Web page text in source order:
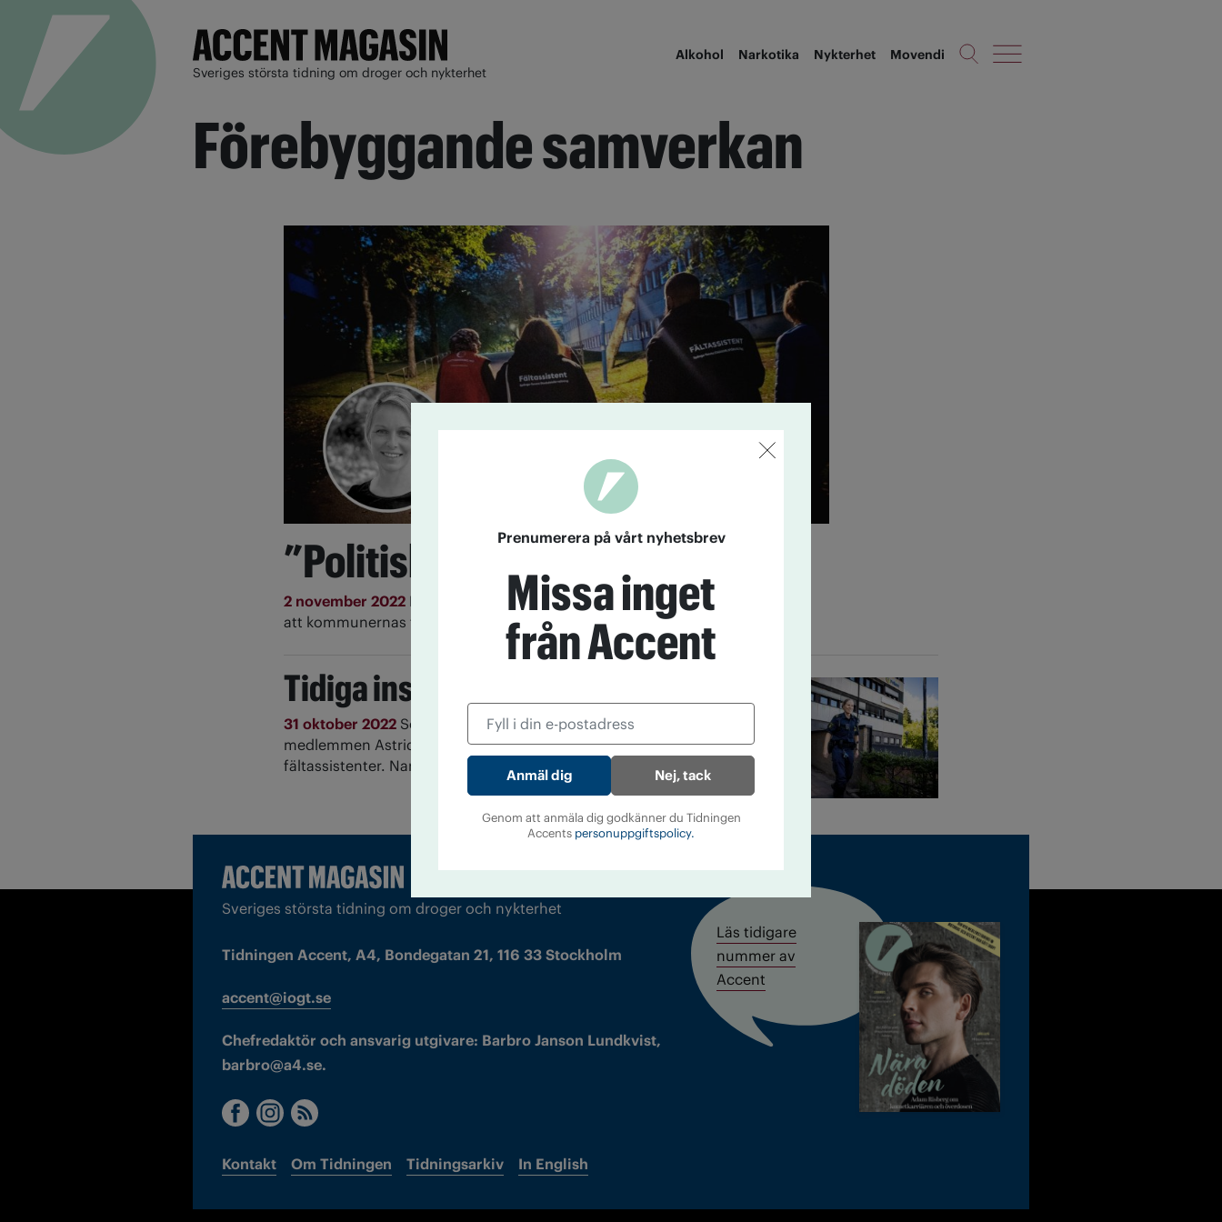
Sveriges största tidning om droger och nykterhet
Alkohol Narkotika Nykterhet Movendi
Förebyggande samverkan
”Politiskt stöd behövs”
2 november 2022 Långsiktigt arbete och stöd uppifrån. Det krävs för
att kommunernas förebyggande arbete ska fungera.
Tidiga insatser avgörande
31 oktober 2022 Som polis på fältet arbetar IOGT-NTO-
medlemmen Astrid Wetterström nära socialsekreterare och
fältassistenter. Narkotikan upptar en stor del av arbetstiden.
Sveriges största tidning om droger och nykterhet
Tidningen Accent, A4, Bondegatan 21, 116 33 Stockholm
accent@iogt.se
Chefredaktör och ansvarig utgivare: Barbro Janson Lundkvist,
barbro@a4.se.
Kontakt Om Tidningen Tidningsarkiv In English
Läs tidigare
nummer av
Accent
Prenumerera på vårt nyhetsbrev
Missa inget
från Accent
Nej, tack
Genom att anmäla dig godkänner du Tidningen
Accents personuppgiftspolicy.